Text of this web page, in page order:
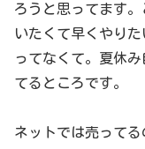
ろうと思ってます
いたくて早くやり
ってなくて。夏休
てるところです。
ネットでは売って